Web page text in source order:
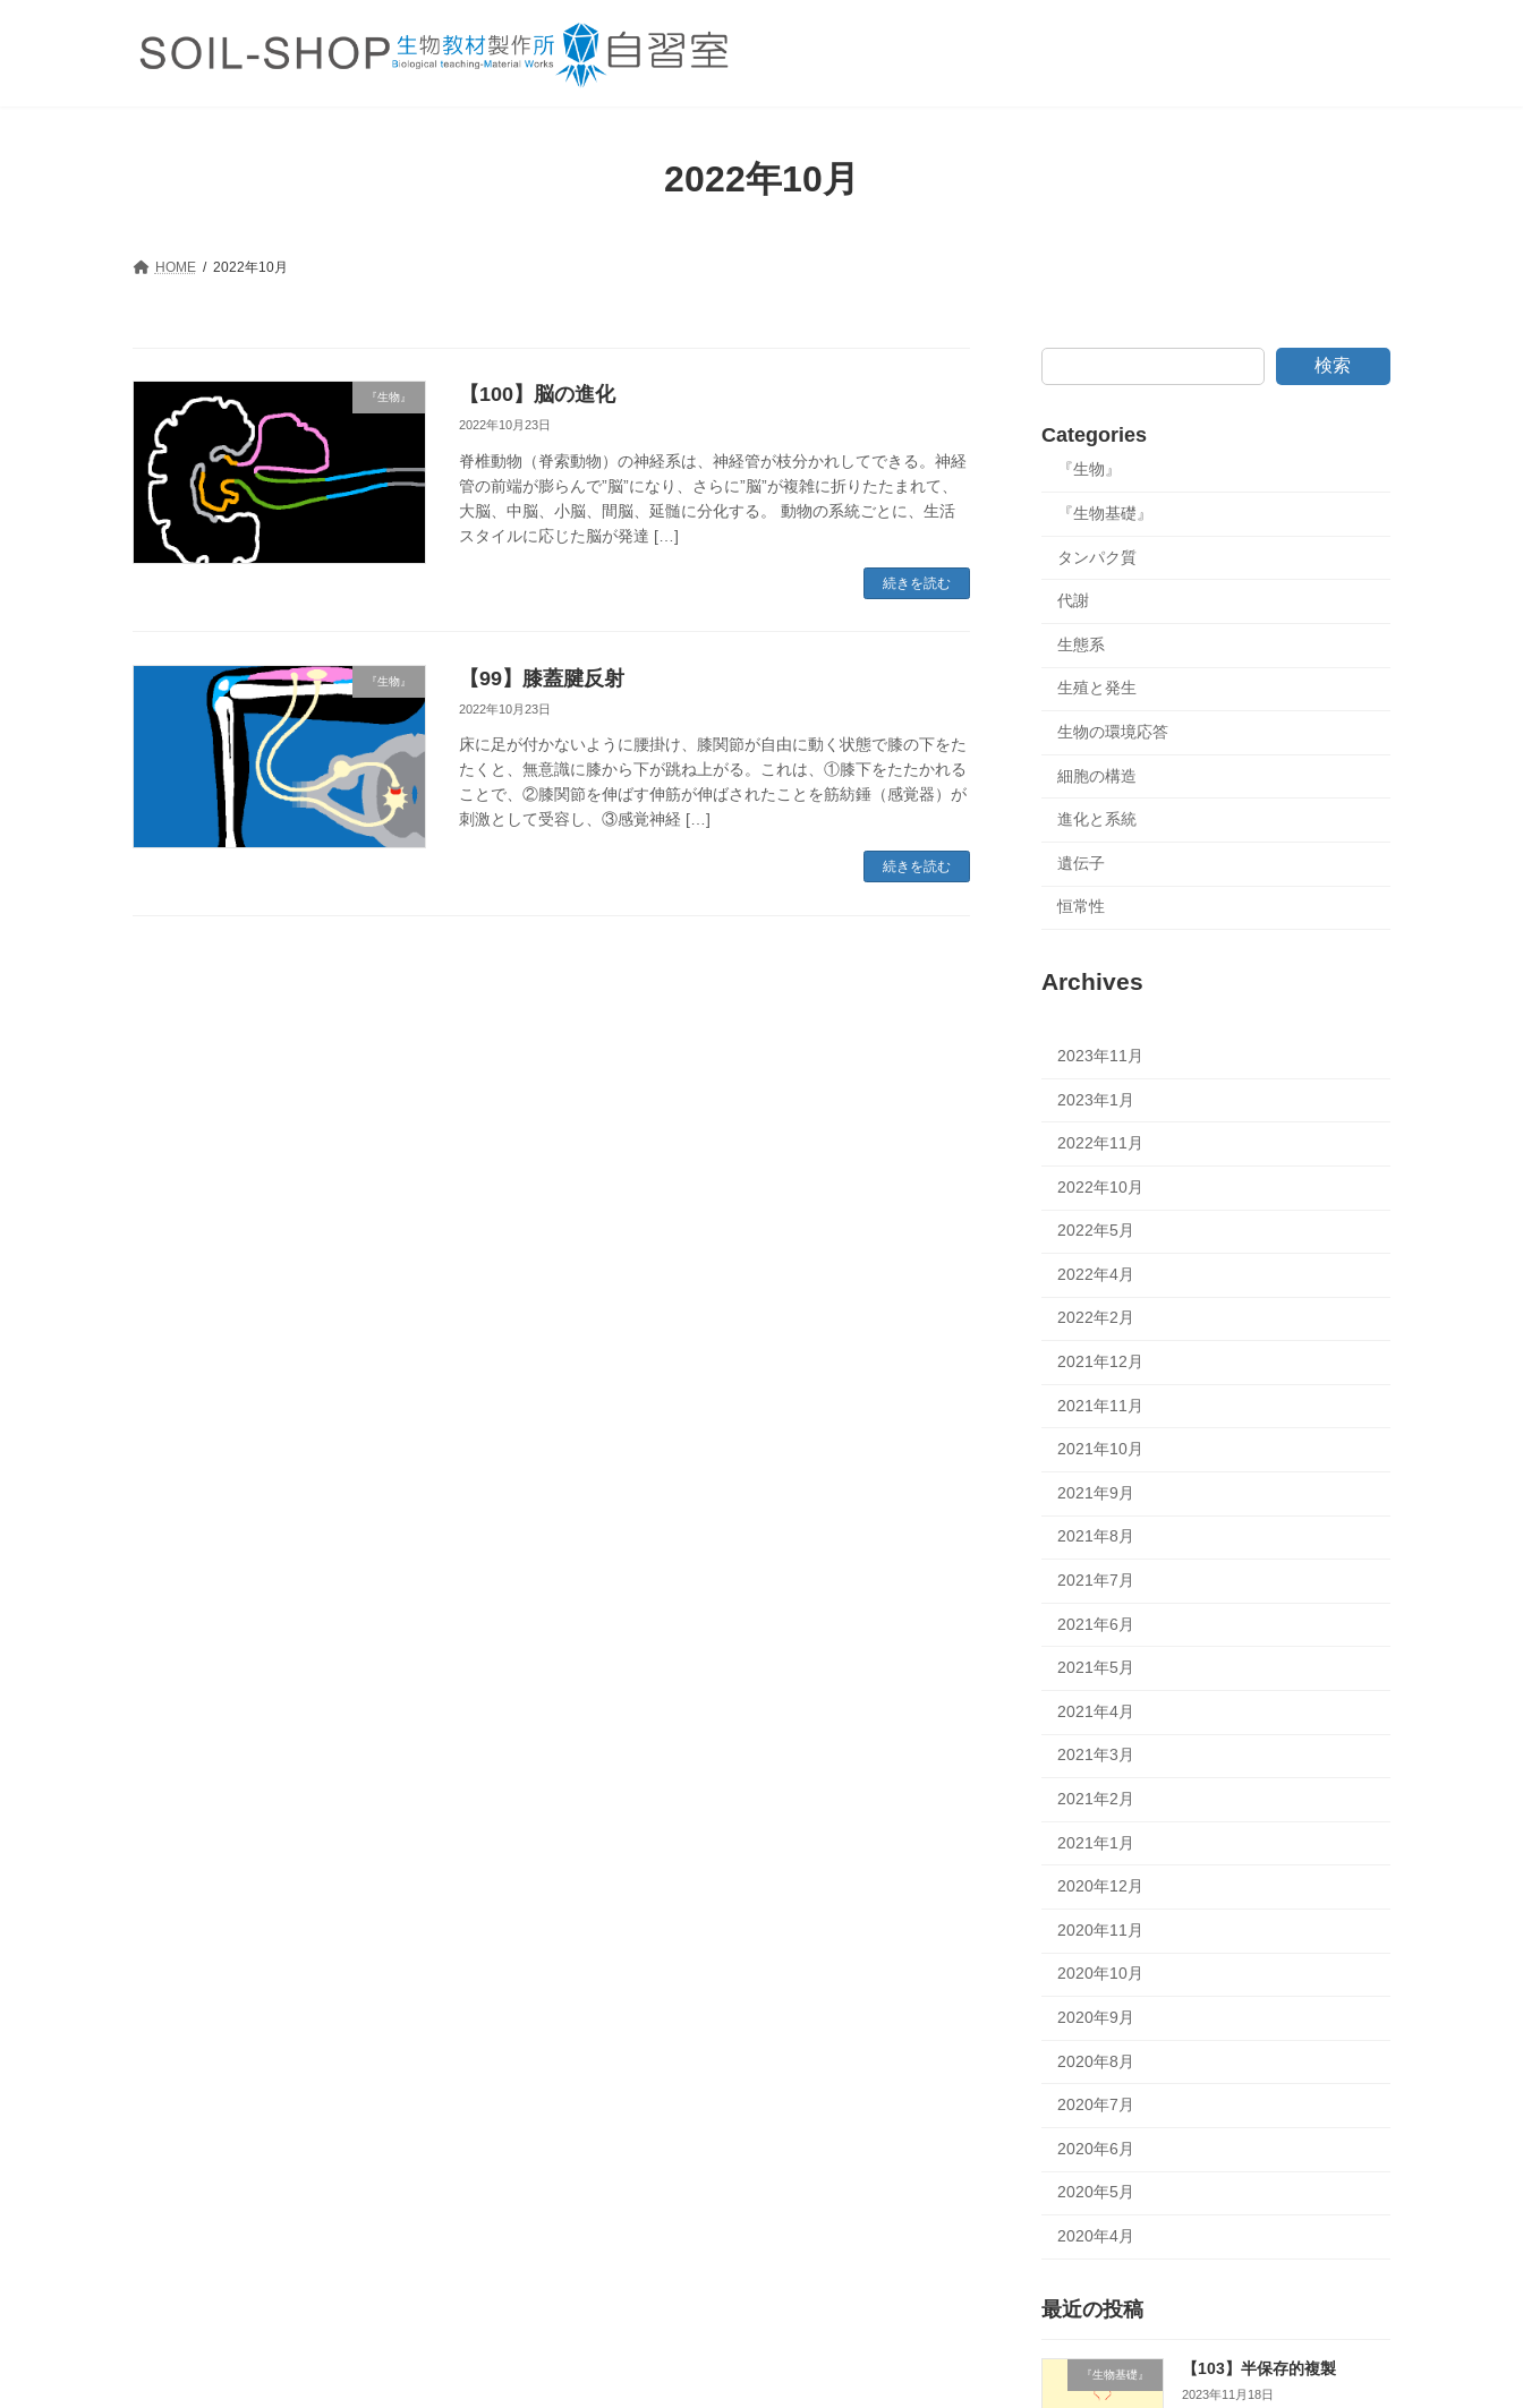
2022年10月
HOME 2022年10月
『生物』 【100】脳の進化
2022年10月23日
脊椎動物（脊索動物）の神経系は、神経管が枝分かれしてできる。神経
管の前端が膨らんで”脳”になり、さらに”脳”が複雑に折りたたまれて、
大脳、中脳、小脳、間脳、延髄に分化する。 動物の系統ごとに、生活
スタイルに応じた脳が発達 […]
続きを読む
『生物』 【99】膝蓋腱反射
2022年10月23日
床に足が付かないように腰掛け、膝関節が自由に動く状態で膝の下をた
たくと、無意識に膝から下が跳ね上がる。これは、①膝下をたたかれる
ことで、②膝関節を伸ばす伸筋が伸ばされたことを筋紡錘（感覚器）が
刺激として受容し、③感覚神経 […]
続きを読む
検索
Categories
『生物』
『生物基礎』
タンパク質
代謝
生態系
生殖と発生
生物の環境応答
細胞の構造
進化と系統
遺伝子
恒常性
Archives
2023年11月
2023年1月
2022年11月
2022年10月
2022年5月
2022年4月
2022年2月
2021年12月
2021年11月
2021年10月
2021年9月
2021年8月
2021年7月
2021年6月
2021年5月
2021年4月
2021年3月
2021年2月
2021年1月
2020年12月
2020年11月
2020年10月
2020年9月
2020年8月
2020年7月
2020年6月
2020年5月
2020年4月
最近の投稿
『生物基礎』 【103】半保存的複製
2023年11月18日